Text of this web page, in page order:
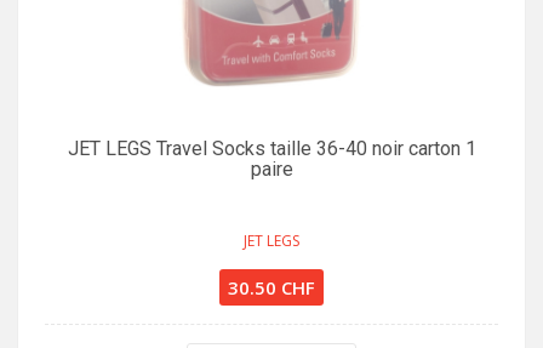
JET LEGS Travel Socks taille 36-40 noir carton 1
paire
JET LEGS
30.50 CHF